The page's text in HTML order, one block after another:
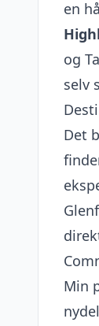
en
og
selv
Det
Min